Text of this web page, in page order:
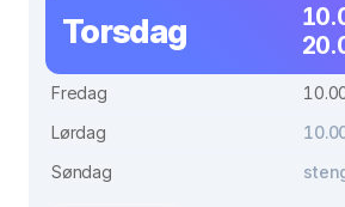
Torsdag
Fredag
Lørdag
Søndag